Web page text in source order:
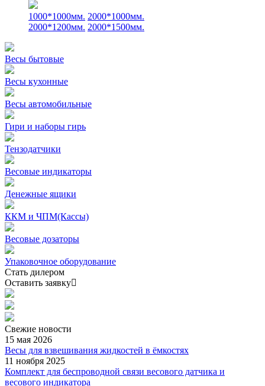
1000*1000мм. 2000*1000мм.
2000*1200мм. 2000*1500мм.
Весы бытовые
Весы кухонные
Весы автомобильные
Гири и наборы гирь
Тензодатчики
Весовые индикаторы
Денежные ящики
ККМ и ЧПМ(Кассы)
Весовые дозаторы
Упаковочное оборудование
Стать дилером
Оставить заявку
Свежие новости
15 мая 2026
Весы для взвешивания жидкостей в ёмкостях
11 ноября 2025
Комплект для беспроводной связи весового датчика и
весового индикатора